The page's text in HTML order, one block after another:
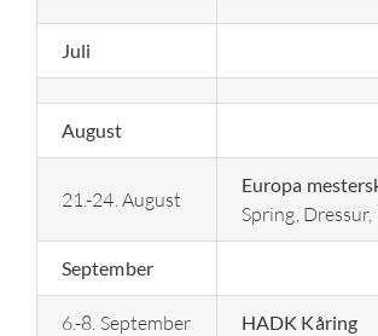
Juli
August
21.-24. August
Europa
Spring,
September
6.-8. September HADK Kåring